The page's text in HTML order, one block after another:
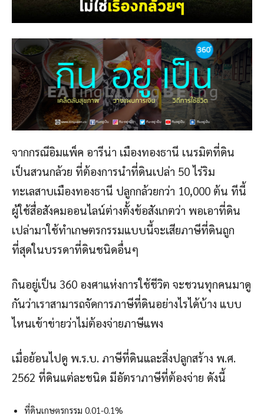
จากกรณีอิมแพ็ค อารีน่า เมืองทองธานี เนรมิตที่ดิน
เป็นสวนกล้วย ที่ต้องการนำที่ดินเปล่า 50 ไร่ริม
ทะเลสาบเมืองทองธานี ปลูกกล้วยกว่า 10,000 ต้น ทีนี้
ผู้ใช้สื่อสังคมออนไลน์ต่างตั้งข้อสังเกตว่า พอเอาที่ดิน
เปล่ามาใช้ทำเกษตรกรรมแบบนี้จะเสียภาษีที่ดินถูก
ที่สุดในบรรดาที่ดินชนิดอื่นๆ
กินอยู่เป็น 360 องศาแห่งการใช้ชีวิต จะชวนทุกคนมาดู
กันว่าเราสามารถจัดการภาษีที่ดินอย่างไรได้บ้าง แบบ
ไหนเข้าข่ายว่าไม่ต้องจ่ายภาษีแพง
เมื่อย้อนไปดู พ.ร.บ. ภาษีที่ดินและสิ่งปลูกสร้าง พ.ศ.
2562 ที่ดินแต่ละชนิด มีอัตราภาษีที่ต้องจ่าย ดังนี้
ที่ดินเกษตรกรรม 0.01-0.1%